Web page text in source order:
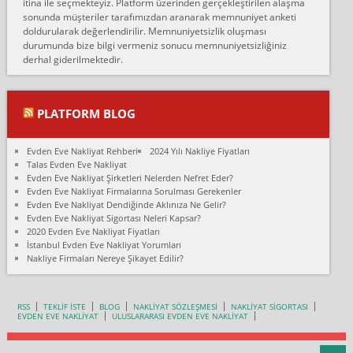
fiyatın mazoto gele...
Fatih kokmese:
Diyarbakır dan eşyamı getirtmek için anlaştım sözleşme yaptım.
Son anda fiyat artırdılar.. mecburiyetten tasittim.. bu kişiler ağrılı
Ali:
olduk. Asansörlü dediler sonra uraya asansör kurulmaz dediler
fark istediler. ortada asa...
Nimet:
Ben 2021 Ağustos ilk haftası Evimi taşıdım yani İstanbul'un bir
Mahallesi'nden bir başka Mahallesi'ne yani Ümraniye bölgesinde
oturuyorum önceleri ara...
Nimet Köse:
Merhaba ben 2021 Ağustos ilk haftası evimi Ümraniye'den Çok
Hancıoğlu naklyatla taşındım...
Karabükden İzmir'e Karabük kardem naklyat la taşındım bir çok
sonunda müşteriler tarafımızdan aranarak memnuniyet anketi
doldurularak değerlendirilir. Memnuniyetsizlik oluşması
durumunda bize bilgi vermeniz sonucu memnuniyetsizliğiniz
derhal giderilmektedir.
PLATFORM BLOG
Evden Eve Nakliyat Rehberi
2024 Yılı Nakliye Fiyatları
Talas Evden Eve Nakliyat
Evden Eve Nakliyat Şirketleri Nelerden Nefret Eder?
Evden Eve Nakliyat Firmalarına Sorulması Gerekenler
Evden Eve Nakliyat Dendiğinde Aklınıza Ne Gelir?
Evden Eve Nakliyat Sigortası Neleri Kapsar?
2020 Evden Eve Nakliyat Fiyatları
İstanbul Evden Eve Nakliyat Yorumları
Nakliye Firmaları Nereye Şikayet Edilir?
RSS TEKLİF İSTE BLOG NAKLİYAT SÖZLEŞMESİ
NAKLİYAT SİGORTASI
EVDEN EVE NAKLİYAT
ULUSLARARASI EVDEN EVE NAKLİYAT